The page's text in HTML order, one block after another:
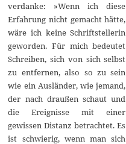
verdanke: »Wenn ich diese
Erfahrung nicht gemacht hätte,
wäre ich keine Schriftstellerin
geworden. Für mich bedeutet
Schreiben, sich von sich selbst
zu entfernen, also so zu sein
wie ein Ausländer, wie jemand,
der nach draußen schaut und
die Ereignisse mit einer
gewissen Distanz betrachtet. Es
ist schwierig, wenn man sich